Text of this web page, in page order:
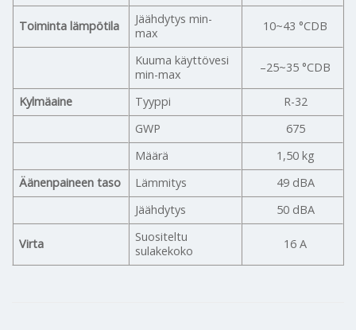
Toiminta lämpötila
Jäähdytys min-
max
10~43 °CDB
Kuuma käyttövesi
min-max
–25~35 °CDB
Kylmäaine Tyyppi
R-32
GWP
675
Määrä
1,50 kg
Äänenpaineen taso
Lämmitys
49 dBA
Jäähdytys
50 dBA
Virta
Suositeltu
sulakekoko
16 A